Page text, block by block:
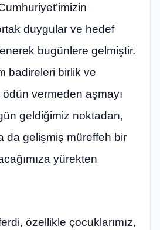
duygular ve hedef
bugünlere gelmiştir.
badireleri birlik ve
vermeden aşmayı
geldiğimiz noktadan,
da gelişmiş müreffeh bir
yürekten
özellikle çocuklarımız,